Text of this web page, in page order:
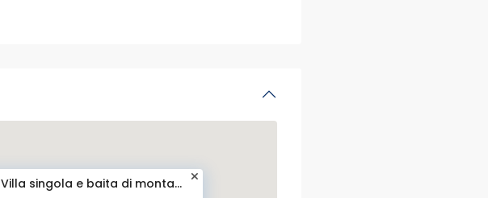
Villa singola e baita di monta...